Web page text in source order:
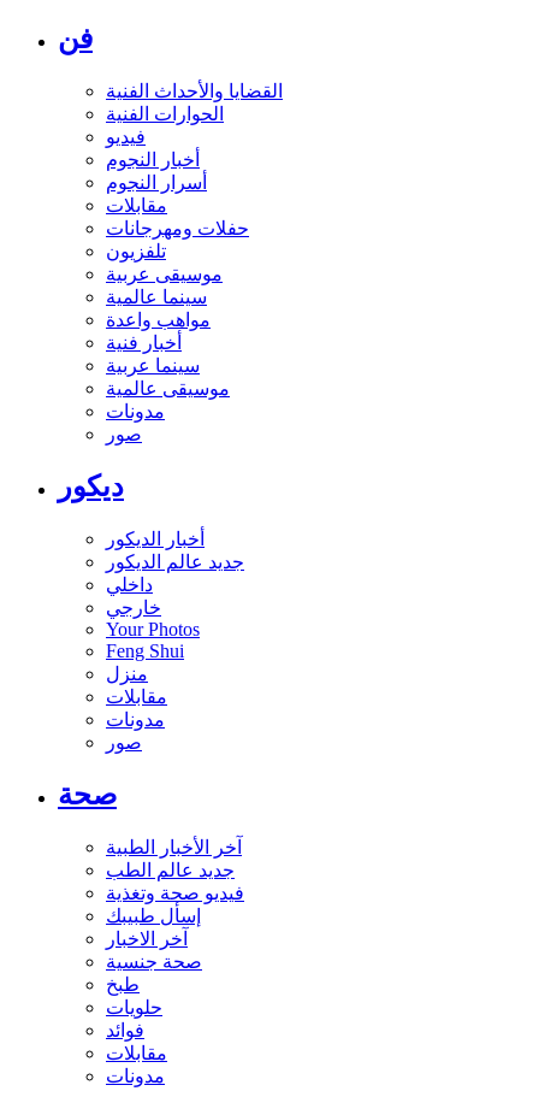
فن
القضايا والأحداث الفنية
الحوارات الفنية
فيديو
أخبار النجوم
أسرار النجوم
مقابلات
حفلات ومهرجانات
تلفزيون
موسيقى عربية
سينما عالمية
مواهب واعدة
أخبار فنية
سينما عربية
موسيقى عالمية
مدونات
صور
ديكور
أخبار الديكور
جديد عالم الديكور
داخلي
خارجي
Your Photos
Feng Shui
منزل
مقابلات
مدونات
صور
صحة
آخر الأخبار الطبية
جديد عالم الطب
فيديو صحة وتغذية
إسأل طبيبك
آخر الاخبار
صحة جنسية
طبخ
حلويات
فوائد
مقابلات
مدونات